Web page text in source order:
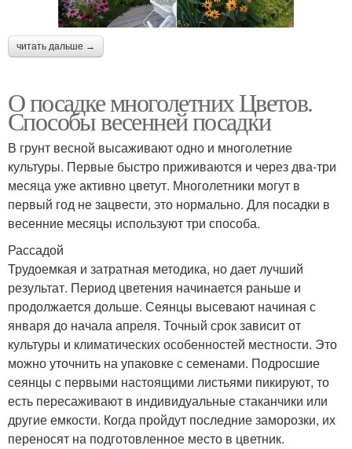
читать дальше →
О посадке многолетних Цветов.
Способы весенней посадки
В грунт весной высаживают одно и многолетние
культуры. Первые быстро приживаются и через два-три
месяца уже активно цветут. Многолетники могут в
первый год не зацвести, это нормально. Для посадки в
весенние месяцы используют три способа.
Рассадой
Трудоемкая и затратная методика, но дает лучший
результат. Период цветения начинается раньше и
продолжается дольше. Сеянцы высевают начиная с
января до начала апреля. Точный срок зависит от
культуры и климатических особенностей местности. Это
можно уточнить на упаковке с семенами. Подросшие
сеянцы с первыми настоящими листьями пикируют, то
есть пересаживают в индивидуальные стаканчики или
другие емкости. Когда пройдут последние заморозки, их
переносят на подготовленное место в цветник.